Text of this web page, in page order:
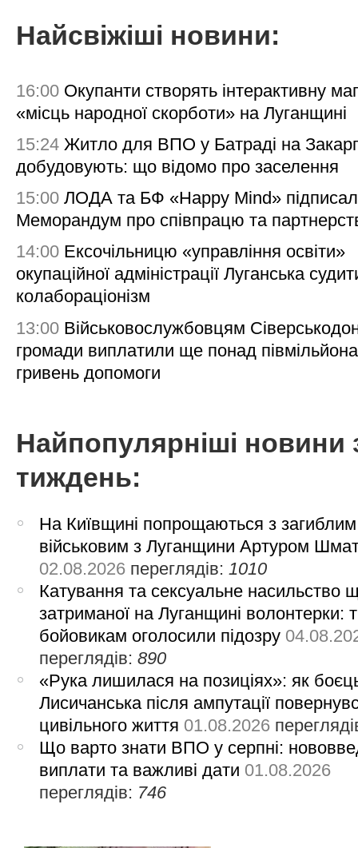
Найсвіжіші новини:
16:00 Окупанти створять інтерактивну
«місць народної скорботи» на Луганщині
15:24 Житло для ВПО у Батраді на
добудовують: що відомо про заселення
15:00 ЛОДА та БФ «Happy Mind»
Меморандум про співпрацю та
14:00 Ексочільницю «управління освіти»
окупаційної адміністрації Луганська
колабораціонізм
13:00 Військовослужбовцям
громади виплатили ще понад півмільйона
гривень допомоги
Найпопулярніші новини
тиждень:
На Київщині попрощаються з загиблим
військовим з Луганщини Артуром
02.08.2026 переглядів: 1010
Катування та сексуальне насильство
затриманої на Луганщині волонтерки:
бойовикам оголосили підозру
переглядів:890
«Рука лишилася на позиціях»: як
Лисичанська після ампутації
цивільного життя 01.08.2026
Що варто знати ВПО у серпні:
виплати та важливі дати 01.08.2026
переглядів: 746